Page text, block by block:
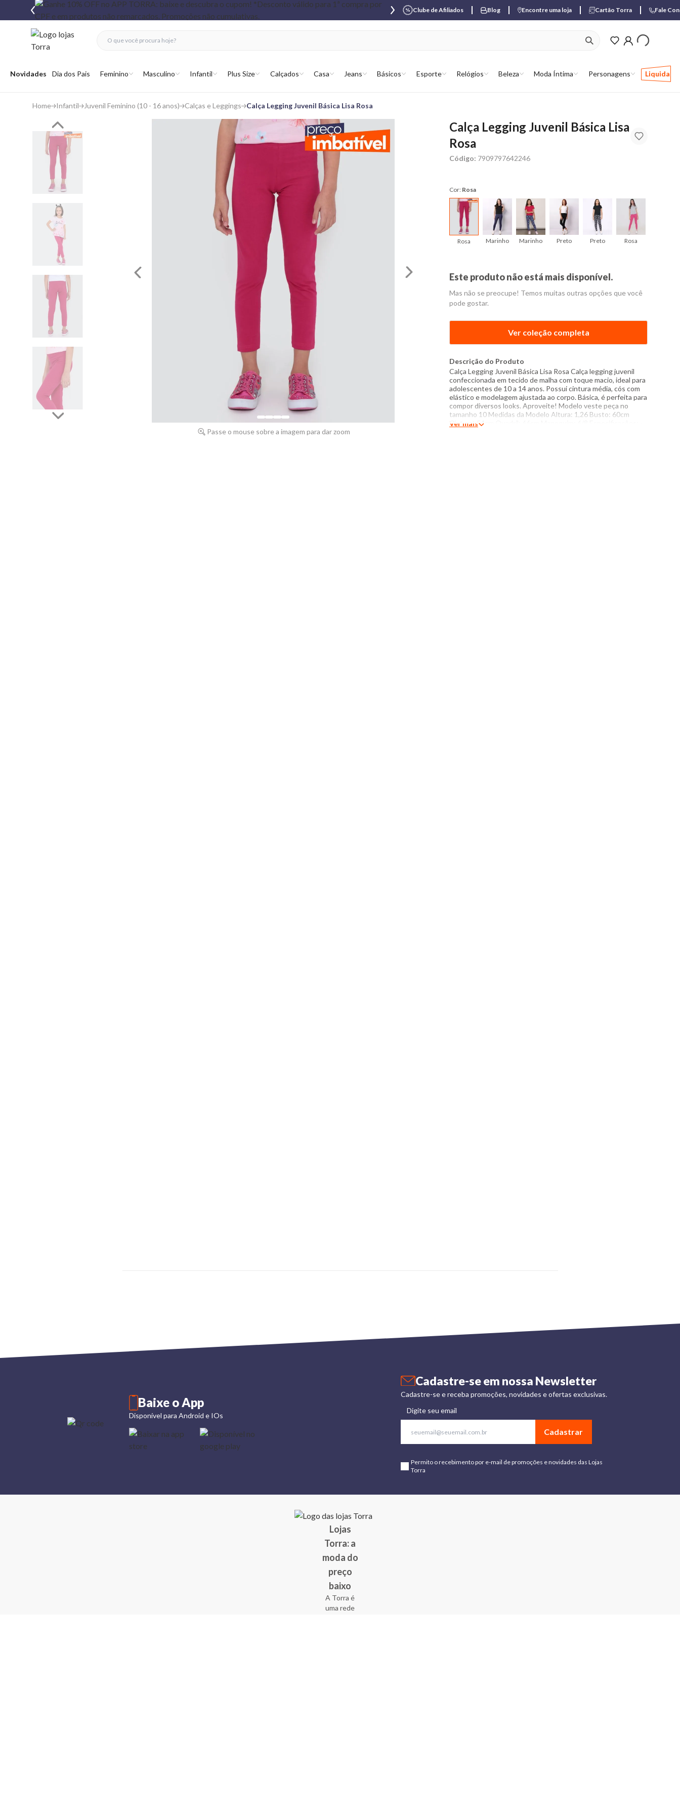
Clube de Afiliados Blog Encontre uma loja Cartão Torra Fale
Abrir menu
Novidades Dia dos Pais Feminino Masculino Infantil Plus Size Calçados Casa Jeans Básicos Esporte Relógios Beleza Moda Íntima Personagens Liquida
ver produtos
fechar menu
fechar menu
favoritos
Home Infantil Juvenil Feminino (10 - 16 anos) Calças e Leggings Calça Legging Juvenil Básica Lisa Rosa
Passe o mouse sobre a imagem para dar zoom
Calça Legging Juvenil Básica Lisa
Rosa
Código: 7909797642246
Cor: Rosa
Rosa Marinho Marinho Preto Preto Rosa
Este produto não está mais disponível.
Mas não se preocupe! Temos muitas outras opções que você
pode gostar.
Ver coleção completa
Descrição do Produto
Calça Legging Juvenil Básica Lisa Rosa Calça legging juvenil
confeccionada em tecido de malha com toque macio, ideal para
adolescentes de 10 a 14 anos. Possui cintura média, cós com
elástico e modelagem ajustada ao corpo. Básica, é perfeita para
compor diversos looks. Aproveite! Modelo veste peça no
tamanho 10 Medidas da Modelo Altura: 1,26 Busto: 60cm
Cintura: 54cm Quadril: 66cm Manequim: 6/8 Especificações: -
Ver mais
Cadastre-se em nossa Newsletter
Cadastre-se e receba promoções, novidades e ofertas exclusivas.
Digite seu email
Cadastrar
Permito o recebimento por e-mail de promoções e novidades das Lojas
Torra
Baixe o App
Disponível para Android e IOs
Lojas
Torra: a
moda do
preço
baixo
A Torra é
uma rede